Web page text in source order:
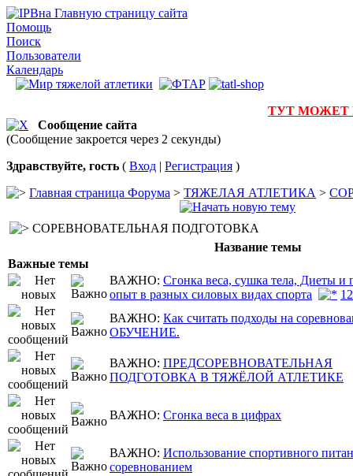
на Главную страницу сайта
Помощь
Поиск
Пользователи
Календарь
ТУТ МОЖЕТ
Сообщение сайта
(Сообщение закроется через 2 секунды)
Здравствуйте, гость ( Вход | Регистрация )
Главная страница Форума > ТЯЖЕЛАЯ АТЛЕТИКА >
СОРЕВНОВАТЕЛЬНАЯ ПОДГОТОВКА
Название темы
Важные темы
ВАЖНО: Сгонка веса, сушка тела, Диеты и
опыт в разных силовых видах спорта
1 2
ВАЖНО: Как считать подходы на
ОБУЧЕНИЕ.
ВАЖНО: ПРЕДСОРЕВНОВАТЕЛЬНАЯ
ПОДГОТОВКА В ТЯЖЁЛОЙ АТЛЕТИКЕ
ВАЖНО: Сгонка веса в цифрах
ВАЖНО: Использование спортивного
соревнованием